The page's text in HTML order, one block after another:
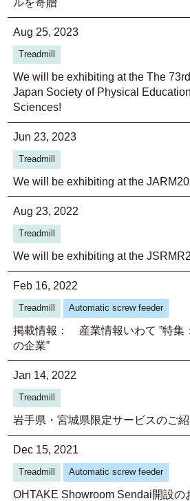
ルを寄贈
Aug 25, 2023
Treadmill
We will be exhibiting at the The
Japan Society of Physical
Sciences!
Jun 23, 2023
Treadmill
We will be exhibiting at the
Aug 23, 2022
Treadmill
We will be exhibiting at the
Feb 16, 2022
Treadmill Automatic screw feeder
掲載情報： 産業情報いわて ”特集
の企業”
Jan 14, 2022
Treadmill
岩手県・宮城県限定サービスのご
Dec 15, 2021
Treadmill Automatic screw feeder
OHTAKE Showroom Sendai開設の